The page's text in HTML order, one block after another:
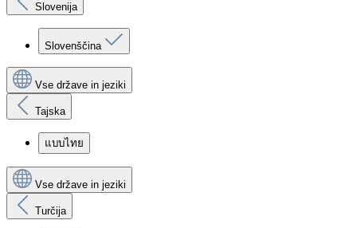
Slovenija
Slovenščina
Vse države in jeziki
Tajska
แบบไทย
Vse države in jeziki
Turčija